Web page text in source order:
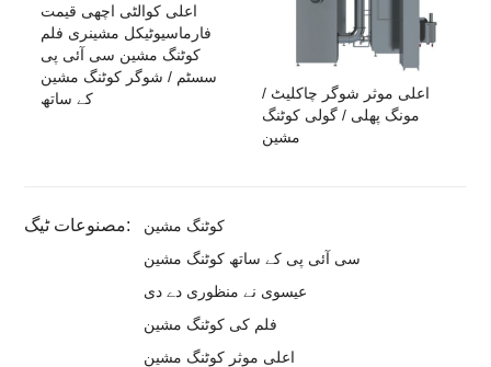
اعلی کوالٹی اچھی قیمت
فارماسیوٹیکل مشینری فلم
کوٹنگ مشین سی آئی پی
سسٹم / شوگر کوٹنگ مشین
کے ساتھ
اعلی موثر شوگر چاکلیٹ /
مونگ پھلی / گولی کوٹنگ
مشین
مصنوعات ٹیگ:
کوٹنگ مشین
سی آئی پی کے ساتھ کوٹنگ مشین
عیسوی نے منظوری دے دی
فلم کی کوٹنگ مشین
اعلی موثر کوٹنگ مشین